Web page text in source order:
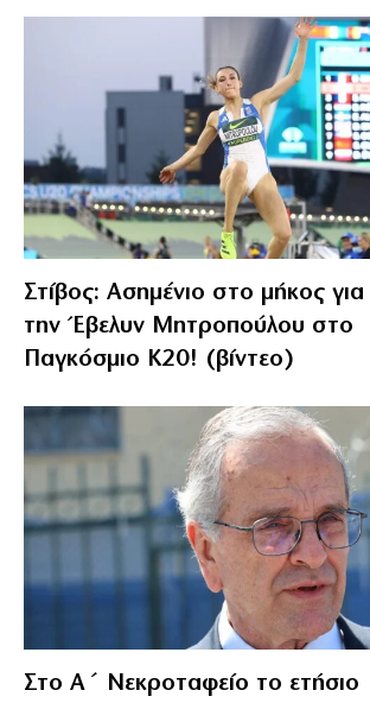
Στίβος: Ασημένιο στο μήκος για
την Έβελυν Μητροπούλου στο
Παγκόσμιο Κ20! (βίντεο)
Στο Α΄ Νεκροταφείο το ετήσιο